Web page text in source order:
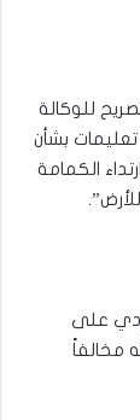
للوكالة
تعليمات بشأن
الكمامة
على
مخالفاً